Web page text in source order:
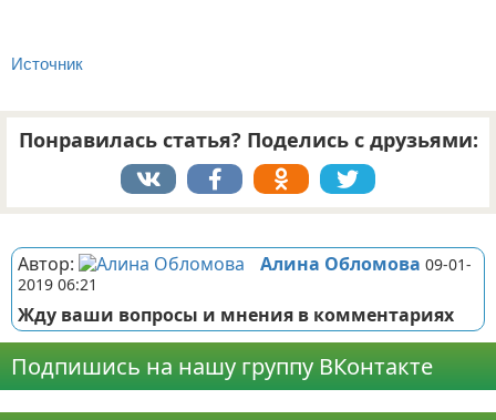
Источник
Понравилась статья? Поделись с друзьями:
Автор: Алина Обломова 09-01-
2019 06:21
Жду ваши вопросы и мнения в комментариях
Подпишись на нашу группу ВКонтакте